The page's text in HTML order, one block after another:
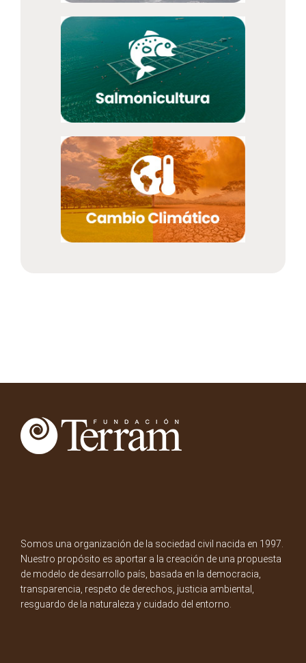
Somos una organización de la sociedad civil nacida en 1997.
Nuestro propósito es aportar a la creación de una propuesta
de modelo de desarrollo país, basada en la democracia,
transparencia, respeto de derechos, justicia ambiental,
resguardo de la naturaleza y cuidado del entorno.